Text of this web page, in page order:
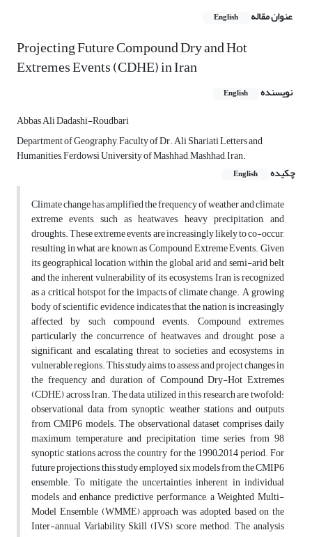
عنوان مقاله English
Projecting Future Compound Dry and Hot
Extremes Events (CDHE) in Iran
نویسنده English
Abbas Ali Dadashi-Roudbari
Department of Geography, Faculty of Dr. Ali Shariati Letters and
Humanities, Ferdowsi University of Mashhad, Mashhad, Iran.
چکیده
English
Climate change has amplified the frequency of weather and climate
extreme events, such as heatwaves, heavy precipitation, and
droughts. These extreme events are increasingly likely to co-occur,
resulting in what are known as Compound Extreme Events. Given
its geographical location within the global arid and semi-arid belt
and the inherent vulnerability of its ecosystems, Iran is recognized
as a critical hotspot for the impacts of climate change. A growing
body of scientific evidence indicates that the nation is increasingly
affected by such compound events. Compound extremes,
particularly the concurrence of heatwaves and drought, pose a
significant and escalating threat to societies and ecosystems in
vulnerable regions. This study aims to assess and project changes in
the frequency and duration of Compound Dry-Hot Extremes
(CDHE) across Iran. The data utilized in this research are twofold:
observational data from synoptic weather stations and outputs
from CMIP6 models. The observational dataset comprises daily
maximum temperature and precipitation time series from 98
synoptic stations across the country for the 1990–2014 period. For
future projections, this study employed six models from the CMIP6
ensemble. To mitigate the uncertainties inherent in individual
models and enhance predictive performance, a Weighted Multi-
Model Ensemble (WMME) approach was adopted, based on the
Inter-annual Variability Skill (IVS) score method. The analysis